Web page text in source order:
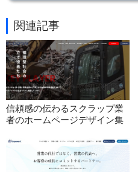
関連記事
信頼感の伝わるスクラップ業
者のホームページデザイン集